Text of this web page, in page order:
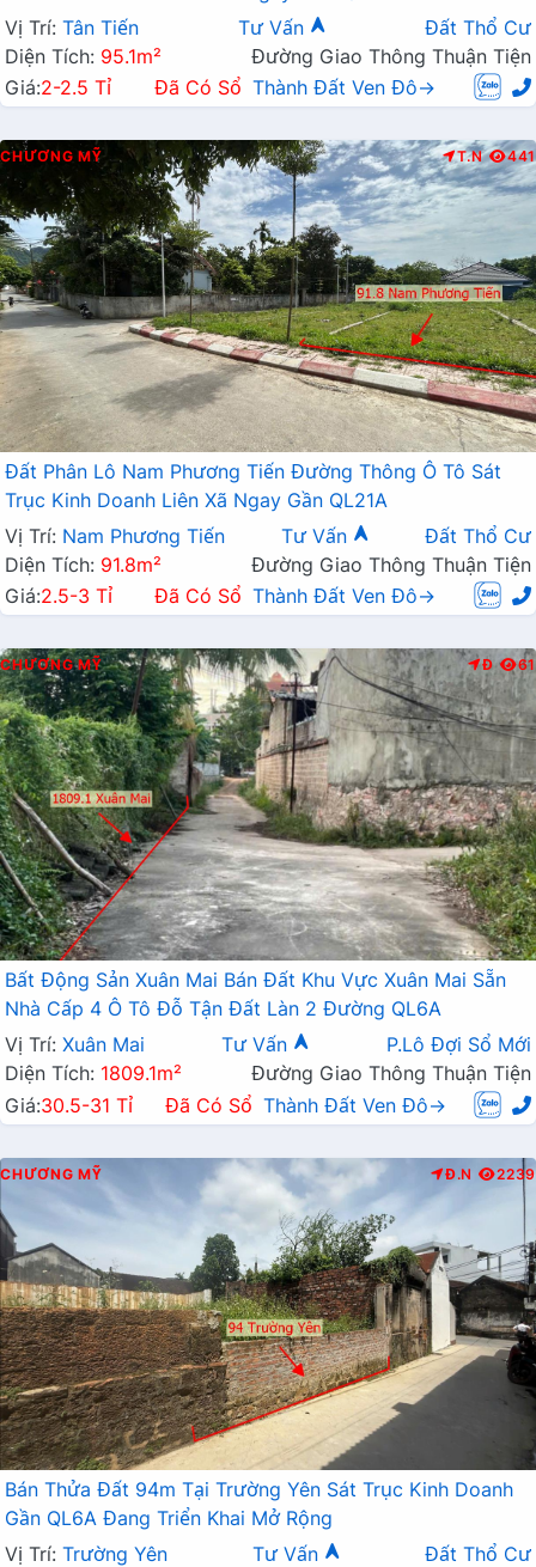
Vị Trí: Tân Tiến Tư Vấn
Đất Thổ Cư
Diện Tích: 95.1m²
Đường Giao Thông Thuận Tiện
Giá:2-2.5 Tỉ Đã Có Sổ Thành Đất Ven Đô→
CHƯƠNG MỸ T.N 441
Đất Phân Lô Nam Phương Tiến Đường Thông Ô Tô Sát
Trục Kinh Doanh Liên Xã Ngay Gần QL21A
Vị Trí: Nam Phương Tiến Tư Vấn
Đất Thổ Cư
Diện Tích: 91.8m²
Đường Giao Thông Thuận Tiện
Giá:2.5-3 Tỉ Đã Có Sổ Thành Đất Ven Đô→
CHƯƠNG MỸ Đ 61
Bất Động Sản Xuân Mai Bán Đất Khu Vực Xuân Mai Sẵn
Nhà Cấp 4 Ô Tô Đỗ Tận Đất Làn 2 Đường QL6A
Vị Trí: Xuân Mai Tư Vấn
P.Lô Đợi Sổ Mới
Diện Tích: 1809.1m²
Đường Giao Thông Thuận Tiện
Giá:30.5-31 Tỉ Đã Có Sổ Thành Đất Ven Đô→
CHƯƠNG MỸ Đ.N 2239
Bán Thửa Đất 94m Tại Trường Yên Sát Trục Kinh Doanh
Gần QL6A Đang Triển Khai Mở Rộng
Vị Trí: Trường Yên Tư Vấn
Đất Thổ Cư